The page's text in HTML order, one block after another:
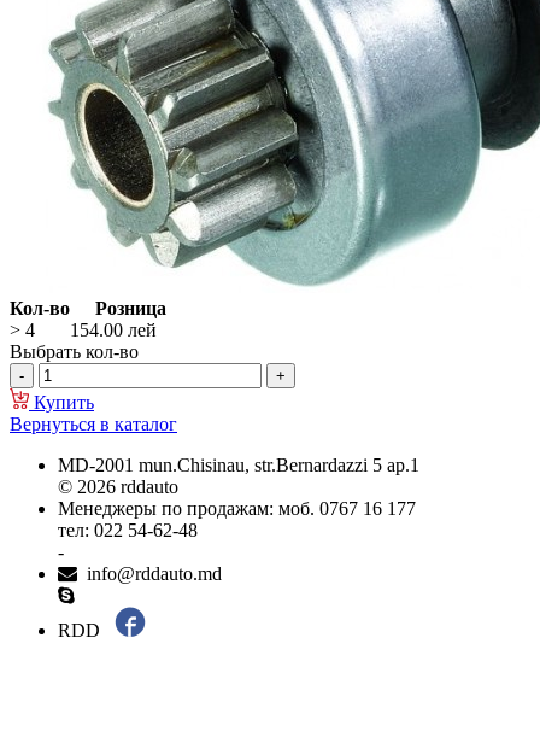
Кол-во
Розница
> 4
154.00 лей
Выбрать кол-во
Купить
Вернуться в каталог
MD-2001 mun.Chisinau, str.Bernardazzi 5 ap.1
© 2026 rddauto
Менеджеры по продажам: моб. 0767 16 177
тел: 022 54-62-48
-
info@rddauto.md
RDD